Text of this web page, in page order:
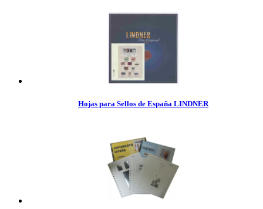
Hojas para Sellos de España LINDNER